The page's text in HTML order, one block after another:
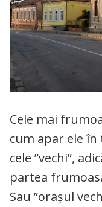
Cele mai
cum apar ele
cele ”vechi”,
partea
Sau ”orașul